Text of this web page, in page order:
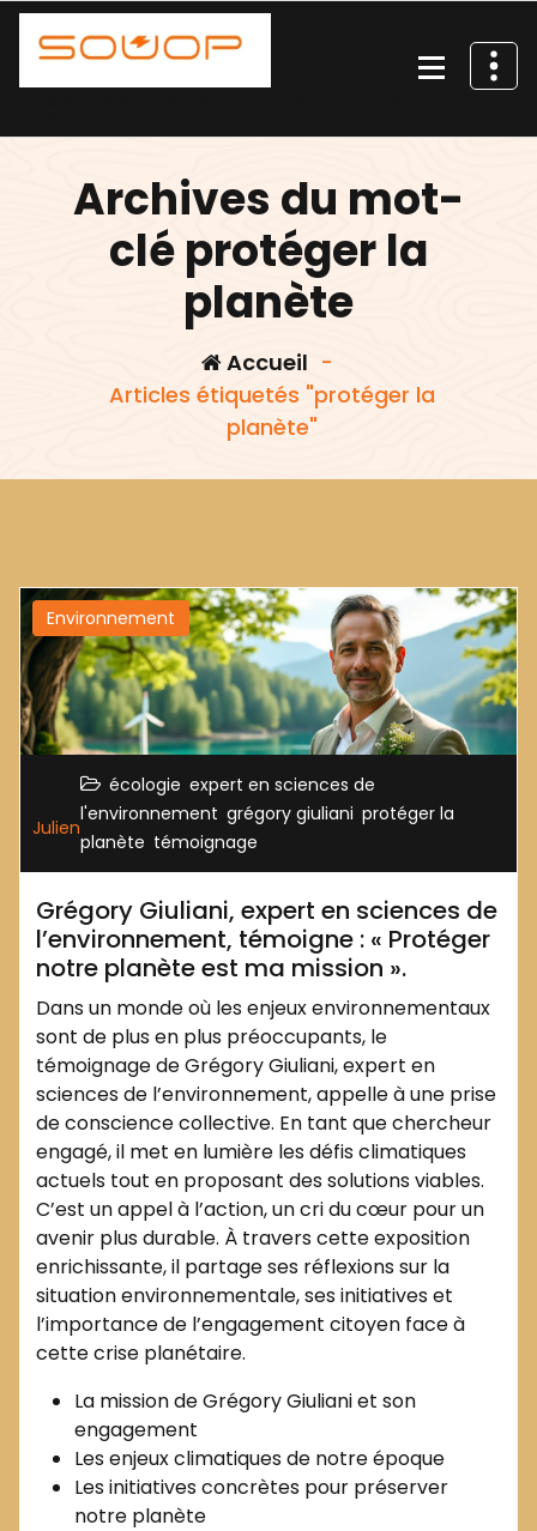
Aller
Archives du mot-
clé protéger la
planète
Accueil -
Articles étiquetés "protéger la
planète"
Environnement
Julien
écologie expert en sciences de
l'environnement grégory giuliani protéger la
planète témoignage
Grégory Giuliani, expert en sciences de
l’environnement, témoigne : « Protéger
notre planète est ma mission ».
Dans un monde où les enjeux environnementaux
sont de plus en plus préoccupants, le
témoignage de Grégory Giuliani, expert en
sciences de l’environnement, appelle à une prise
de conscience collective. En tant que chercheur
engagé, il met en lumière les défis climatiques
actuels tout en proposant des solutions viables.
C’est un appel à l’action, un cri du cœur pour un
avenir plus durable. À travers cette exposition
enrichissante, il partage ses réflexions sur la
situation environnementale, ses initiatives et
l’importance de l’engagement citoyen face à
cette crise planétaire.
La mission de Grégory Giuliani et son
engagement
Les enjeux climatiques de notre époque
Les initiatives concrètes pour préserver
notre planète